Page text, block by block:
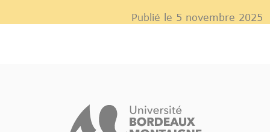
Publié le 5 novembre 2025